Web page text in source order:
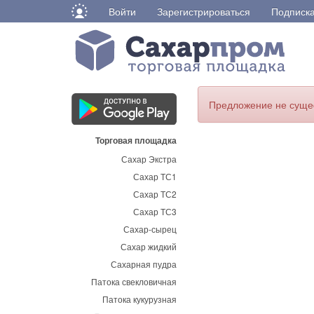
Войти Зарегистрироваться
Торговая площадка
Сахар Экстра
Сахар ТС1
Сахар ТС2
Сахар ТС3
Сахар-сырец
Сахар жидкий
Сахарная пудра
Патока свекловичная
Патока кукурузная
Предложение не